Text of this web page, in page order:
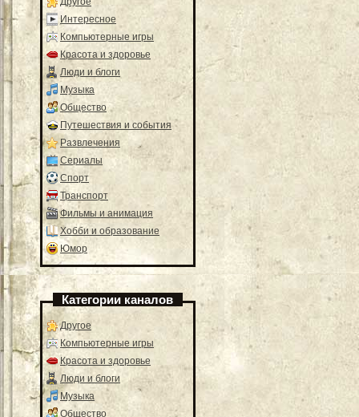
Интересное
Компьютерные игры
Красота и здоровье
Люди и блоги
Музыка
Общество
Путешествия и события
Развлечения
Сериалы
Спорт
Транспорт
Фильмы и анимация
Хобби и образование
Юмор
Категории каналов
Другое
Компьютерные игры
Красота и здоровье
Люди и блоги
Музыка
Общество